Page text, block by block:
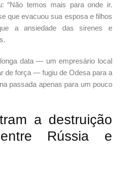
“Não temos mais para onde ir.
que evacuou sua esposa e filhos
a ansiedade das sirenes e
data — um empresário local
de força — fugiu de Odesa para a
passada apenas para um pouco
a destruição
Rússia e